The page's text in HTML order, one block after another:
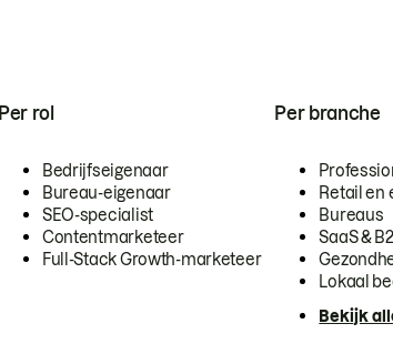
Per rol
Bedrijfseigenaar
Bureau-eigenaar
SEO-specialist
Contentmarketeer
Full-Stack Growth-marketeer
Per branche
Retail en
Bureaus
SaaS &
Lokaal
Bekijk